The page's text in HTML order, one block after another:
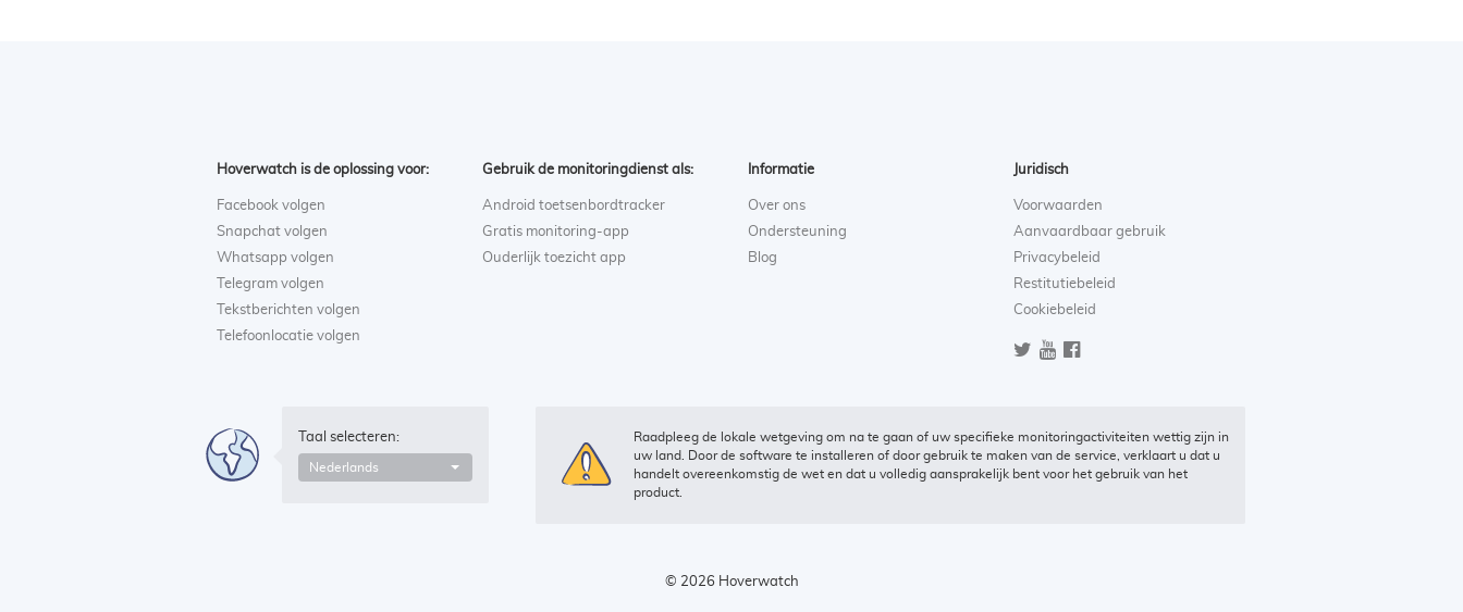
Hoverwatch is de oplossing voor:
Facebook volgen
Snapchat volgen
Whatsapp volgen
Telegram volgen
Tekstberichten volgen
Telefoonlocatie volgen
Gebruik de monitoringdienst als:
Android toetsenbordtracker
Gratis monitoring-app
Ouderlijk toezicht app
Informatie
Over ons
Ondersteuning
Blog
Juridisch
Voorwaarden
Aanvaardbaar gebruik
Privacybeleid
Restitutiebeleid
Cookiebeleid
Taal selecteren:
Nederlands
Raadpleeg de lokale wetgeving om na te gaan of uw specifieke monitoringactiviteiten wettig zijn in
uw land. Door de software te installeren of door gebruik te maken van de service, verklaart u dat u
handelt overeenkomstig de wet en dat u volledig aansprakelijk bent voor het gebruik van het
product.
© 2026 Hoverwatch